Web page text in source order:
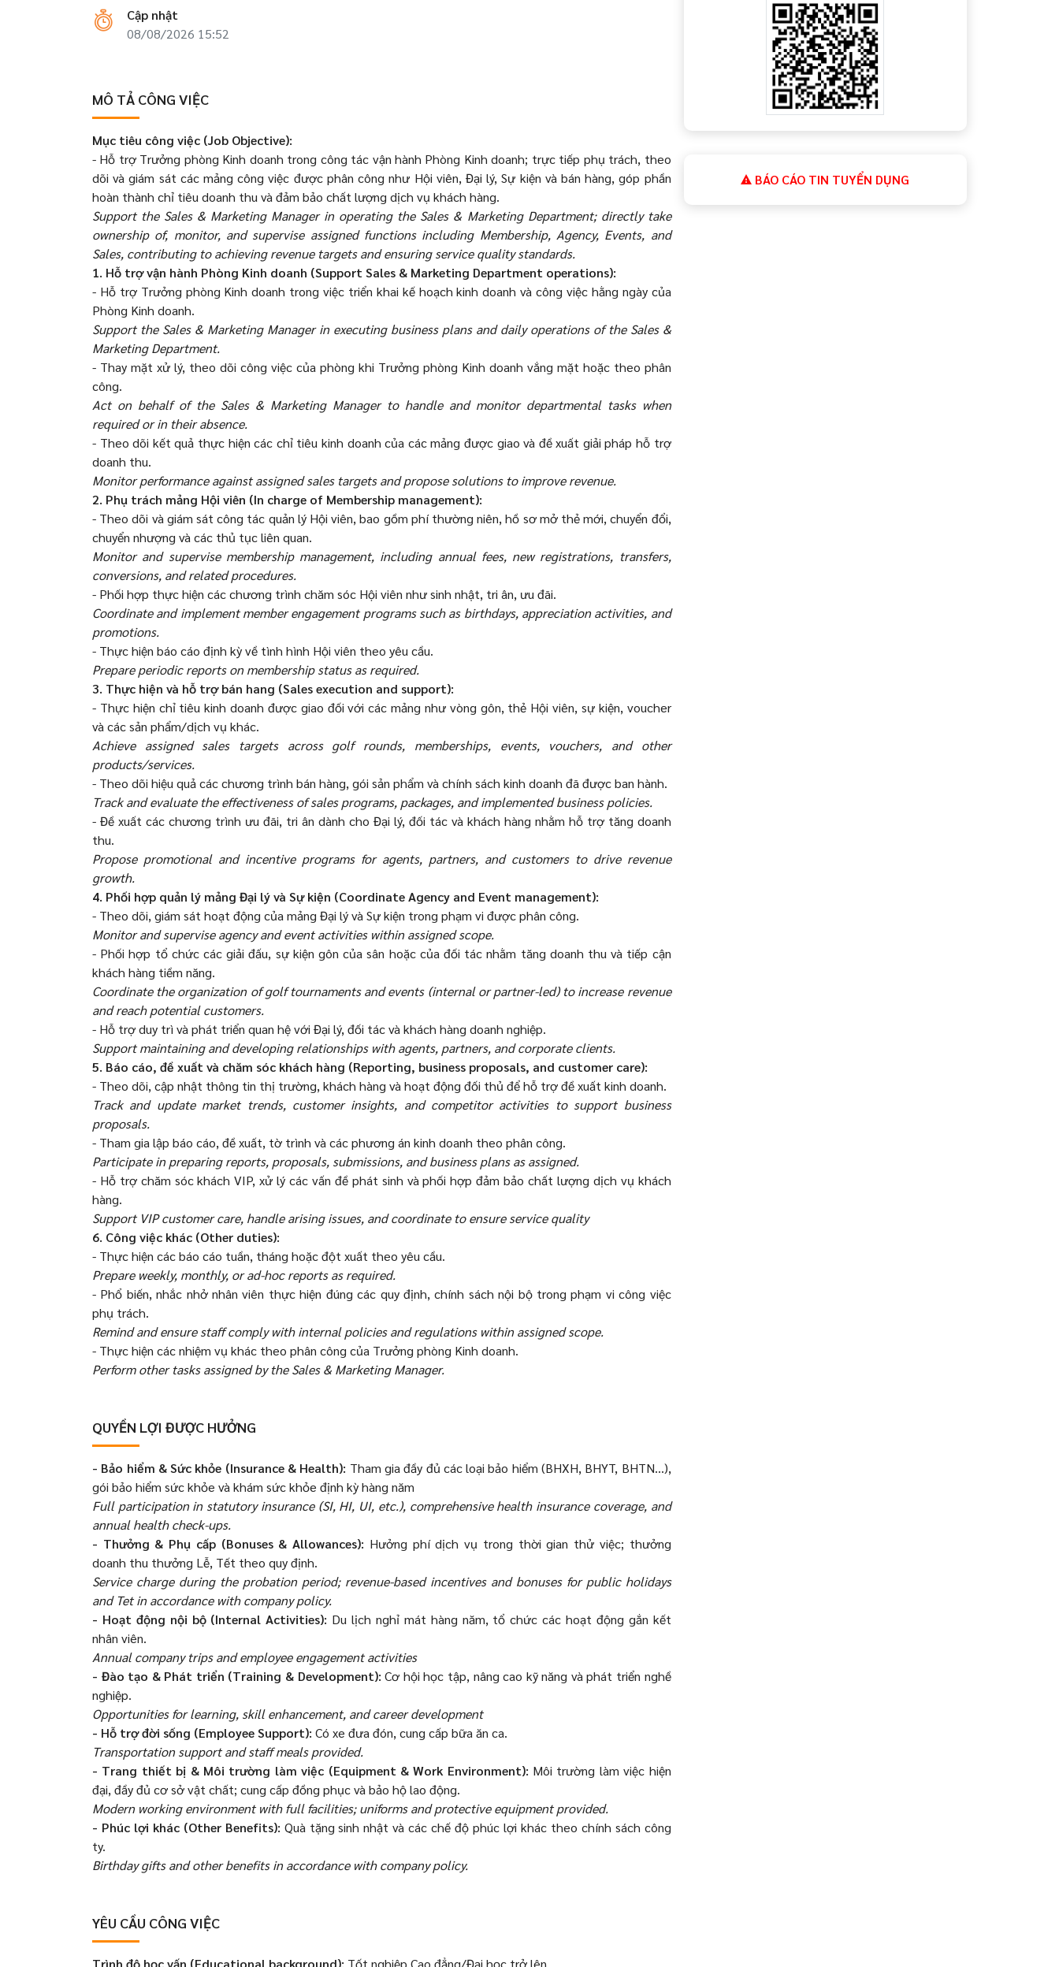
Cập nhật
08/08/2026 15:52
MÔ TẢ CÔNG VIỆC
Mục tiêu công việc (Job Objective):
- Hỗ trợ Trưởng phòng Kinh doanh trong công tác vận hành Phòng Kinh doanh; trực tiếp phụ trách, theo
dõi và giám sát các mảng công việc được phân công như Hội viên, Đại lý, Sự kiện và bán hàng, góp phần
hoàn thành chỉ tiêu doanh thu và đảm bảo chất lượng dịch vụ khách hàng.
Support the Sales & Marketing Manager in operating the Sales & Marketing Department; directly take
ownership of, monitor, and supervise assigned functions including Membership, Agency, Events, and
Sales, contributing to achieving revenue targets and ensuring service quality standards.
1. Hỗ trợ vận hành Phòng Kinh doanh (Support Sales & Marketing Department operations):
- Hỗ trợ Trưởng phòng Kinh doanh trong việc triển khai kế hoạch kinh doanh và công việc hằng ngày của
Phòng Kinh doanh.
Support the Sales & Marketing Manager in executing business plans and daily operations of the Sales &
Marketing Department.
- Thay mặt xử lý, theo dõi công việc của phòng khi Trưởng phòng Kinh doanh vắng mặt hoặc theo phân
công.
Act on behalf of the Sales & Marketing Manager to handle and monitor departmental tasks when
required or in their absence.
- Theo dõi kết quả thực hiện các chỉ tiêu kinh doanh của các mảng được giao và đề xuất giải pháp hỗ trợ
doanh thu.
Monitor performance against assigned sales targets and propose solutions to improve revenue.
2. Phụ trách mảng Hội viên (In charge of Membership management):
- Theo dõi và giám sát công tác quản lý Hội viên, bao gồm phí thường niên, hồ sơ mở thẻ mới, chuyển đổi,
chuyển nhượng và các thủ tục liên quan.
Monitor and supervise membership management, including annual fees, new registrations, transfers,
conversions, and related procedures.
- Phối hợp thực hiện các chương trình chăm sóc Hội viên như sinh nhật, tri ân, ưu đãi.
Coordinate and implement member engagement programs such as birthdays, appreciation activities, and
promotions.
- Thực hiện báo cáo định kỳ về tình hình Hội viên theo yêu cầu.
Prepare periodic reports on membership status as required.
3. Thực hiện và hỗ trợ bán hang (Sales execution and support):
- Thực hiện chỉ tiêu kinh doanh được giao đối với các mảng như vòng gôn, thẻ Hội viên, sự kiện, voucher
và các sản phẩm/dịch vụ khác.
Achieve assigned sales targets across golf rounds, memberships, events, vouchers, and other
products/services.
- Theo dõi hiệu quả các chương trình bán hàng, gói sản phẩm và chính sách kinh doanh đã được ban hành.
Track and evaluate the effectiveness of sales programs, packages, and implemented business policies.
- Đề xuất các chương trình ưu đãi, tri ân dành cho Đại lý, đối tác và khách hàng nhằm hỗ trợ tăng doanh
thu.
Propose promotional and incentive programs for agents, partners, and customers to drive revenue
growth.
4. Phối hợp quản lý mảng Đại lý và Sự kiện (Coordinate Agency and Event management):
- Theo dõi, giám sát hoạt động của mảng Đại lý và Sự kiện trong phạm vi được phân công.
Monitor and supervise agency and event activities within assigned scope.
- Phối hợp tổ chức các giải đấu, sự kiện gôn của sân hoặc của đối tác nhằm tăng doanh thu và tiếp cận
khách hàng tiềm năng.
Coordinate the organization of golf tournaments and events (internal or partner-led) to increase revenue
and reach potential customers.
- Hỗ trợ duy trì và phát triển quan hệ với Đại lý, đối tác và khách hàng doanh nghiệp.
Support maintaining and developing relationships with agents, partners, and corporate clients.
5. Báo cáo, đề xuất và chăm sóc khách hàng (Reporting, business proposals, and customer care):
- Theo dõi, cập nhật thông tin thị trường, khách hàng và hoạt động đối thủ để hỗ trợ đề xuất kinh doanh.
Track and update market trends, customer insights, and competitor activities to support business
proposals.
- Tham gia lập báo cáo, đề xuất, tờ trình và các phương án kinh doanh theo phân công.
Participate in preparing reports, proposals, submissions, and business plans as assigned.
- Hỗ trợ chăm sóc khách VIP, xử lý các vấn đề phát sinh và phối hợp đảm bảo chất lượng dịch vụ khách
hàng.
Support VIP customer care, handle arising issues, and coordinate to ensure service quality
6. Công việc khác (Other duties):
- Thực hiện các báo cáo tuần, tháng hoặc đột xuất theo yêu cầu.
Prepare weekly, monthly, or ad-hoc reports as required.
- Phổ biến, nhắc nhở nhân viên thực hiện đúng các quy định, chính sách nội bộ trong phạm vi công việc
phụ trách.
Remind and ensure staff comply with internal policies and regulations within assigned scope.
- Thực hiện các nhiệm vụ khác theo phân công của Trưởng phòng Kinh doanh.
Perform other tasks assigned by the Sales & Marketing Manager.
QUYỀN LỢI ĐƯỢC HƯỞNG
- Bảo hiểm & Sức khỏe (Insurance & Health): Tham gia đầy đủ các loại bảo hiểm (BHXH, BHYT, BHTN…),
gói bảo hiểm sức khỏe và khám sức khỏe định kỳ hàng năm
Full participation in statutory insurance (SI, HI, UI, etc.), comprehensive health insurance coverage, and
annual health check-ups.
- Thưởng & Phụ cấp (Bonuses & Allowances): Hưởng phí dịch vụ trong thời gian thử việc; thưởng
doanh thu thưởng Lễ, Tết theo quy định.
Service charge during the probation period; revenue-based incentives and bonuses for public holidays
and Tet in accordance with company policy.
- Hoạt động nội bộ (Internal Activities): Du lịch nghỉ mát hàng năm, tổ chức các hoạt động gắn kết
nhân viên.
Annual company trips and employee engagement activities
- Đào tạo & Phát triển (Training & Development):Cơ hội học tập, nâng cao kỹ năng và phát triển nghề
nghiệp.
Opportunities for learning, skill enhancement, and career development
- Hỗ trợ đời sống (Employee Support): Có xe đưa đón, cung cấp bữa ăn ca.
Transportation support and staff meals provided.
- Trang thiết bị & Môi trường làm việc (Equipment & Work Environment): Môi trường làm việc hiện
đại, đầy đủ cơ sở vật chất; cung cấp đồng phục và bảo hộ lao động.
Modern working environment with full facilities; uniforms and protective equipment provided.
- Phúc lợi khác (Other Benefits): Quà tặng sinh nhật và các chế độ phúc lợi khác theo chính sách công
ty.
Birthday gifts and other benefits in accordance with company policy.
YÊU CẦU CÔNG VIỆC
Trình độ học vấn (Educational background): Tốt nghiệp Cao đẳng/Đại học trở lên
BÁO CÁO TIN TUYỂN DỤNG